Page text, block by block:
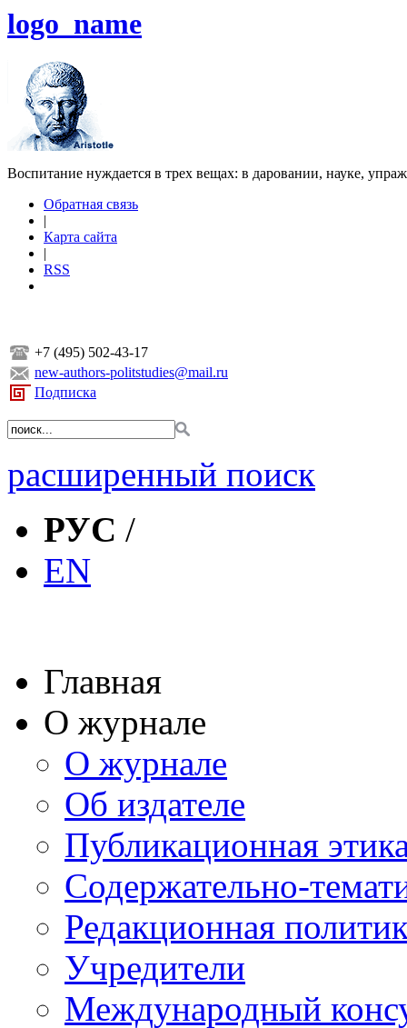
logo_name
Воспитание нуждается в трех вещах: в даровании, науке,
Обратная связь
|
Карта сайта
|
RSS
+7 (495) 502-43-17
new-authors-politstudies@mail.ru
Подписка
расширенный поиск
РУС /
EN
Главная
О журнале
О журнале
Об издателе
Публикационная
Содержательно-
Редакционная
Учредители
Международный